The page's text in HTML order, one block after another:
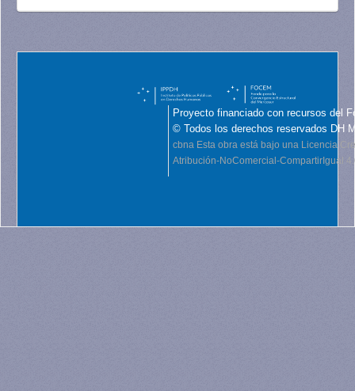
Proyecto financiado con recursos del
© Todos los derechos reservados DH
cbna Esta obra está bajo una Licencia
Atribución-NoComercial-CompartirIgual